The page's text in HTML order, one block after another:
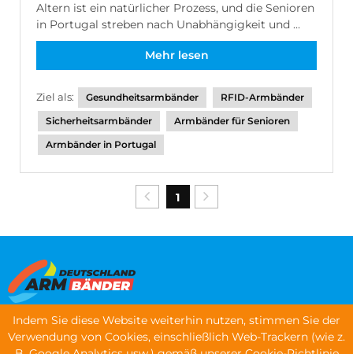
Altern ist ein natürlicher Prozess, und die Senioren
in Portugal streben nach Unabhängigkeit und ...
Mehr lesen
Ziel als: Gesundheitsarmbänder
RFID-Armbänder
Sicherheitsarmbänder
Armbänder für Senioren
Armbänder in Portugal
1
Menü
Indem Sie diese Website weiterhin nutzen, stimmen Sie der
Verwendung von Cookies, einschließlich Web-Trackern (wie z.